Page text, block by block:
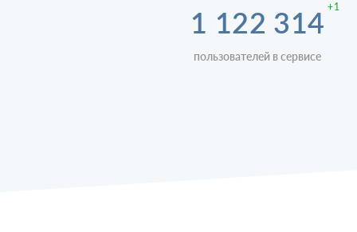
1 122 314 +1
пользователей в сервисе